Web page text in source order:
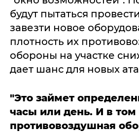
будут пытаться
завезти новое
плотность их
обороны на участке
дает шанс для новых
"Это займет
часы или день. И в том
противовоздушная